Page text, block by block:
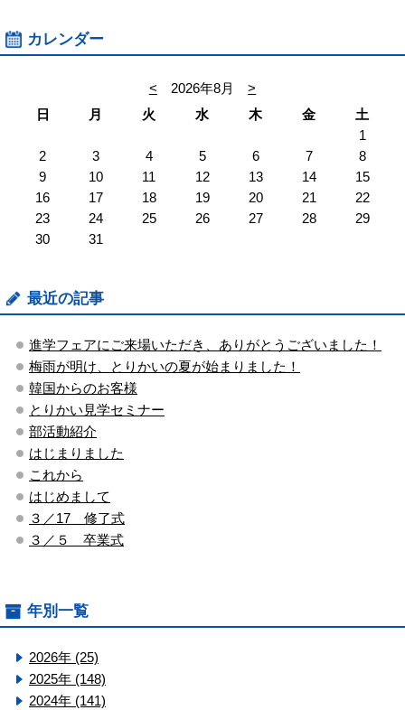
カレンダー
< 2026年8月
>
日
月 火 水 木 金
土
1
2
3 4 5 6 7
8
9
10 11 12 13 14
15
16
17 18 19 20 21
22
23
24 25 26 27 28
29
30
31
最近の記事
進学フェアにご来場いただき、ありがとうございました！
梅雨が明け、とりかいの夏が始まりました！
韓国からのお客様
とりかい見学セミナー
部活動紹介
はじまりました
これから
はじめまして
３／17 修了式
３／５ 卒業式
年別一覧
2026年 (25)
2025年 (148)
2024年 (141)